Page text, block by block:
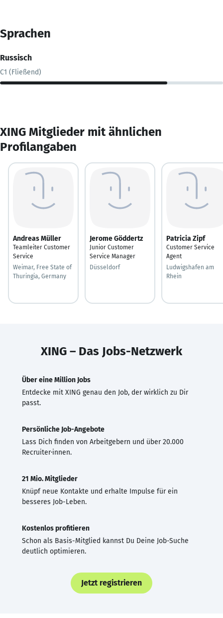
Sprachen
Russisch
C1 (Fließend)
XING Mitglieder mit ähnlichen
Profilangaben
Andreas Müller
Teamleiter Customer
Service
Weimar, Free State of
Thuringia, Germany
Jerome Göddertz
Junior Customer
Service Manager
Düsseldorf
Patricia Zipf
Customer Service
Agent
Ludwigshafen am
Rhein
XING – Das Jobs-Netzwerk
Über eine Million Jobs
Entdecke mit XING genau den Job, der wirklich zu Dir
passt.
Persönliche Job-Angebote
Lass Dich finden von Arbeitgebern und über 20.000
Recruiter·innen.
21 Mio. Mitglieder
Knüpf neue Kontakte und erhalte Impulse für ein
besseres Job-Leben.
Kostenlos profitieren
Schon als Basis-Mitglied kannst Du Deine Job-Suche
deutlich optimieren.
Jetzt registrieren